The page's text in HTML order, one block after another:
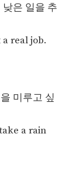
은 일을 추
real job.
미루고 싶
a rain